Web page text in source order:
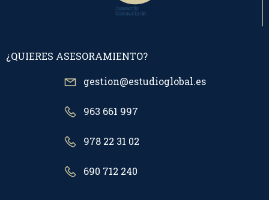
¿QUIERES ASESORAMIENTO?
gestion@estudioglobal.es
963 661 997
978 22 31 02
690 712 240